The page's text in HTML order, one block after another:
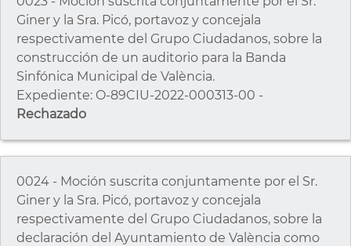
Giner y la Sra. Picó, portavoz y concejala
respectivamente del Grupo Ciudadanos, sobre la
construcción de un auditorio para la Banda
Sinfónica Municipal de València.
Expediente: O-89CIU-2022-000313-00 -
Rechazado
0024 - Moción suscrita conjuntamente por el Sr.
Giner y la Sra. Picó, portavoz y concejala
respectivamente del Grupo Ciudadanos, sobre la
declaración del Ayuntamiento de València como